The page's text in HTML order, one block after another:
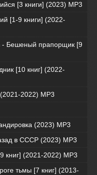
[3 книги] (2023) МР3
[1-9 книги] (2022-
- Бешеный прапорщик [9
[10 книг] (2022-
(2021-2022) МР3
(2023) МР3
в СССР (2023) МР3
книг] (2021-2022) MP3
тьмы [7 книг] (2013-